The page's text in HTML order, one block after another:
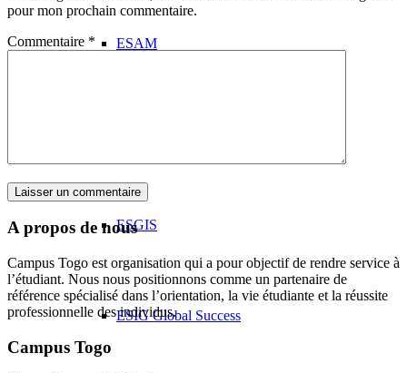
ESAM
ESGIS
ESIG Global Success
pour mon prochain commentaire.
Commentaire *
A propos de nous
Campus Togo est organisation qui a pour objectif de rendre service à
l’étudiant. Nous nous positionnons comme un partenaire de
référence spécialisé dans l’orientation, la vie étudiante et la réussite
professionnelle des individus.
Campus Togo